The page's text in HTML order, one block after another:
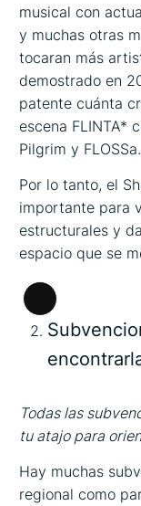
musical con
y muchas otras
tocaran más
demostrado en
patente cuánta
escena FLINTA*
Pilgrim y FLOSSa.
Por lo tanto, el
importante para
estructurales y
espacio que se
Larga
descripción
Todas las
tu atajo para
Hay muchas
regional como